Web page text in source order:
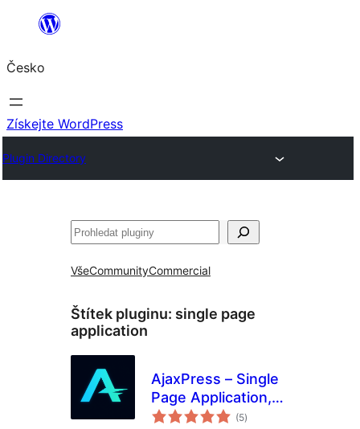
Přeskočit
obsah
Česko
Získejte WordPress
Plugin Directory
Hledat
VšeCommunityCommercial
Štítek pluginu: single page
application
AjaxPress – Single
Page Application,
Ajax Navigation &
(5celkové
hodnocení
)